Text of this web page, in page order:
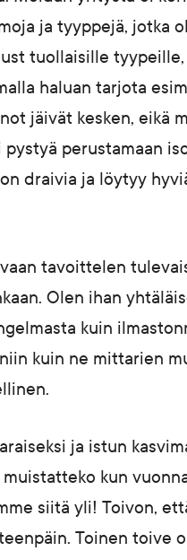
ja tyyppejä, jotka
tuollaisille
haluan tarjota
jäivät kesken, eikä
perustamaan
draivia ja löytyy
tavoittelen
Olen ihan
kuin
kuin ne mittarien
ja istun
kun
siitä yli! Toivon,
Toinen toive